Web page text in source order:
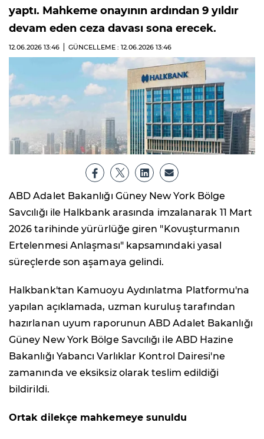
yaptı. Mahkeme onayının ardından 9 yıldır
devam eden ceza davası sona erecek.
12.06.2026 13:46 GÜNCELLEME : 12.06.2026 13:46
ABD Adalet Bakanlığı Güney New York Bölge
Savcılığı ile Halkbank arasında imzalanarak 11 Mart
2026 tarihinde yürürlüğe giren "Kovuşturmanın
Ertelenmesi Anlaşması" kapsamındaki yasal
süreçlerde son aşamaya gelindi.
Halkbank'tan Kamuoyu Aydınlatma Platformu'na
yapılan açıklamada, uzman kuruluş tarafından
hazırlanan uyum raporunun ABD Adalet Bakanlığı
Güney New York Bölge Savcılığı ile ABD Hazine
Bakanlığı Yabancı Varlıklar Kontrol Dairesi'ne
zamanında ve eksiksiz olarak teslim edildiği
bildirildi.
Ortak dilekçe mahkemeye sunuldu